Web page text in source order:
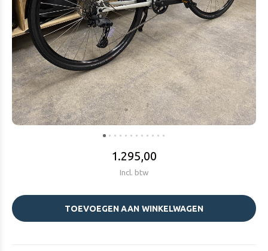
1.295,00
Incl. btw
TOEVOEGEN AAN WINKELWAGEN